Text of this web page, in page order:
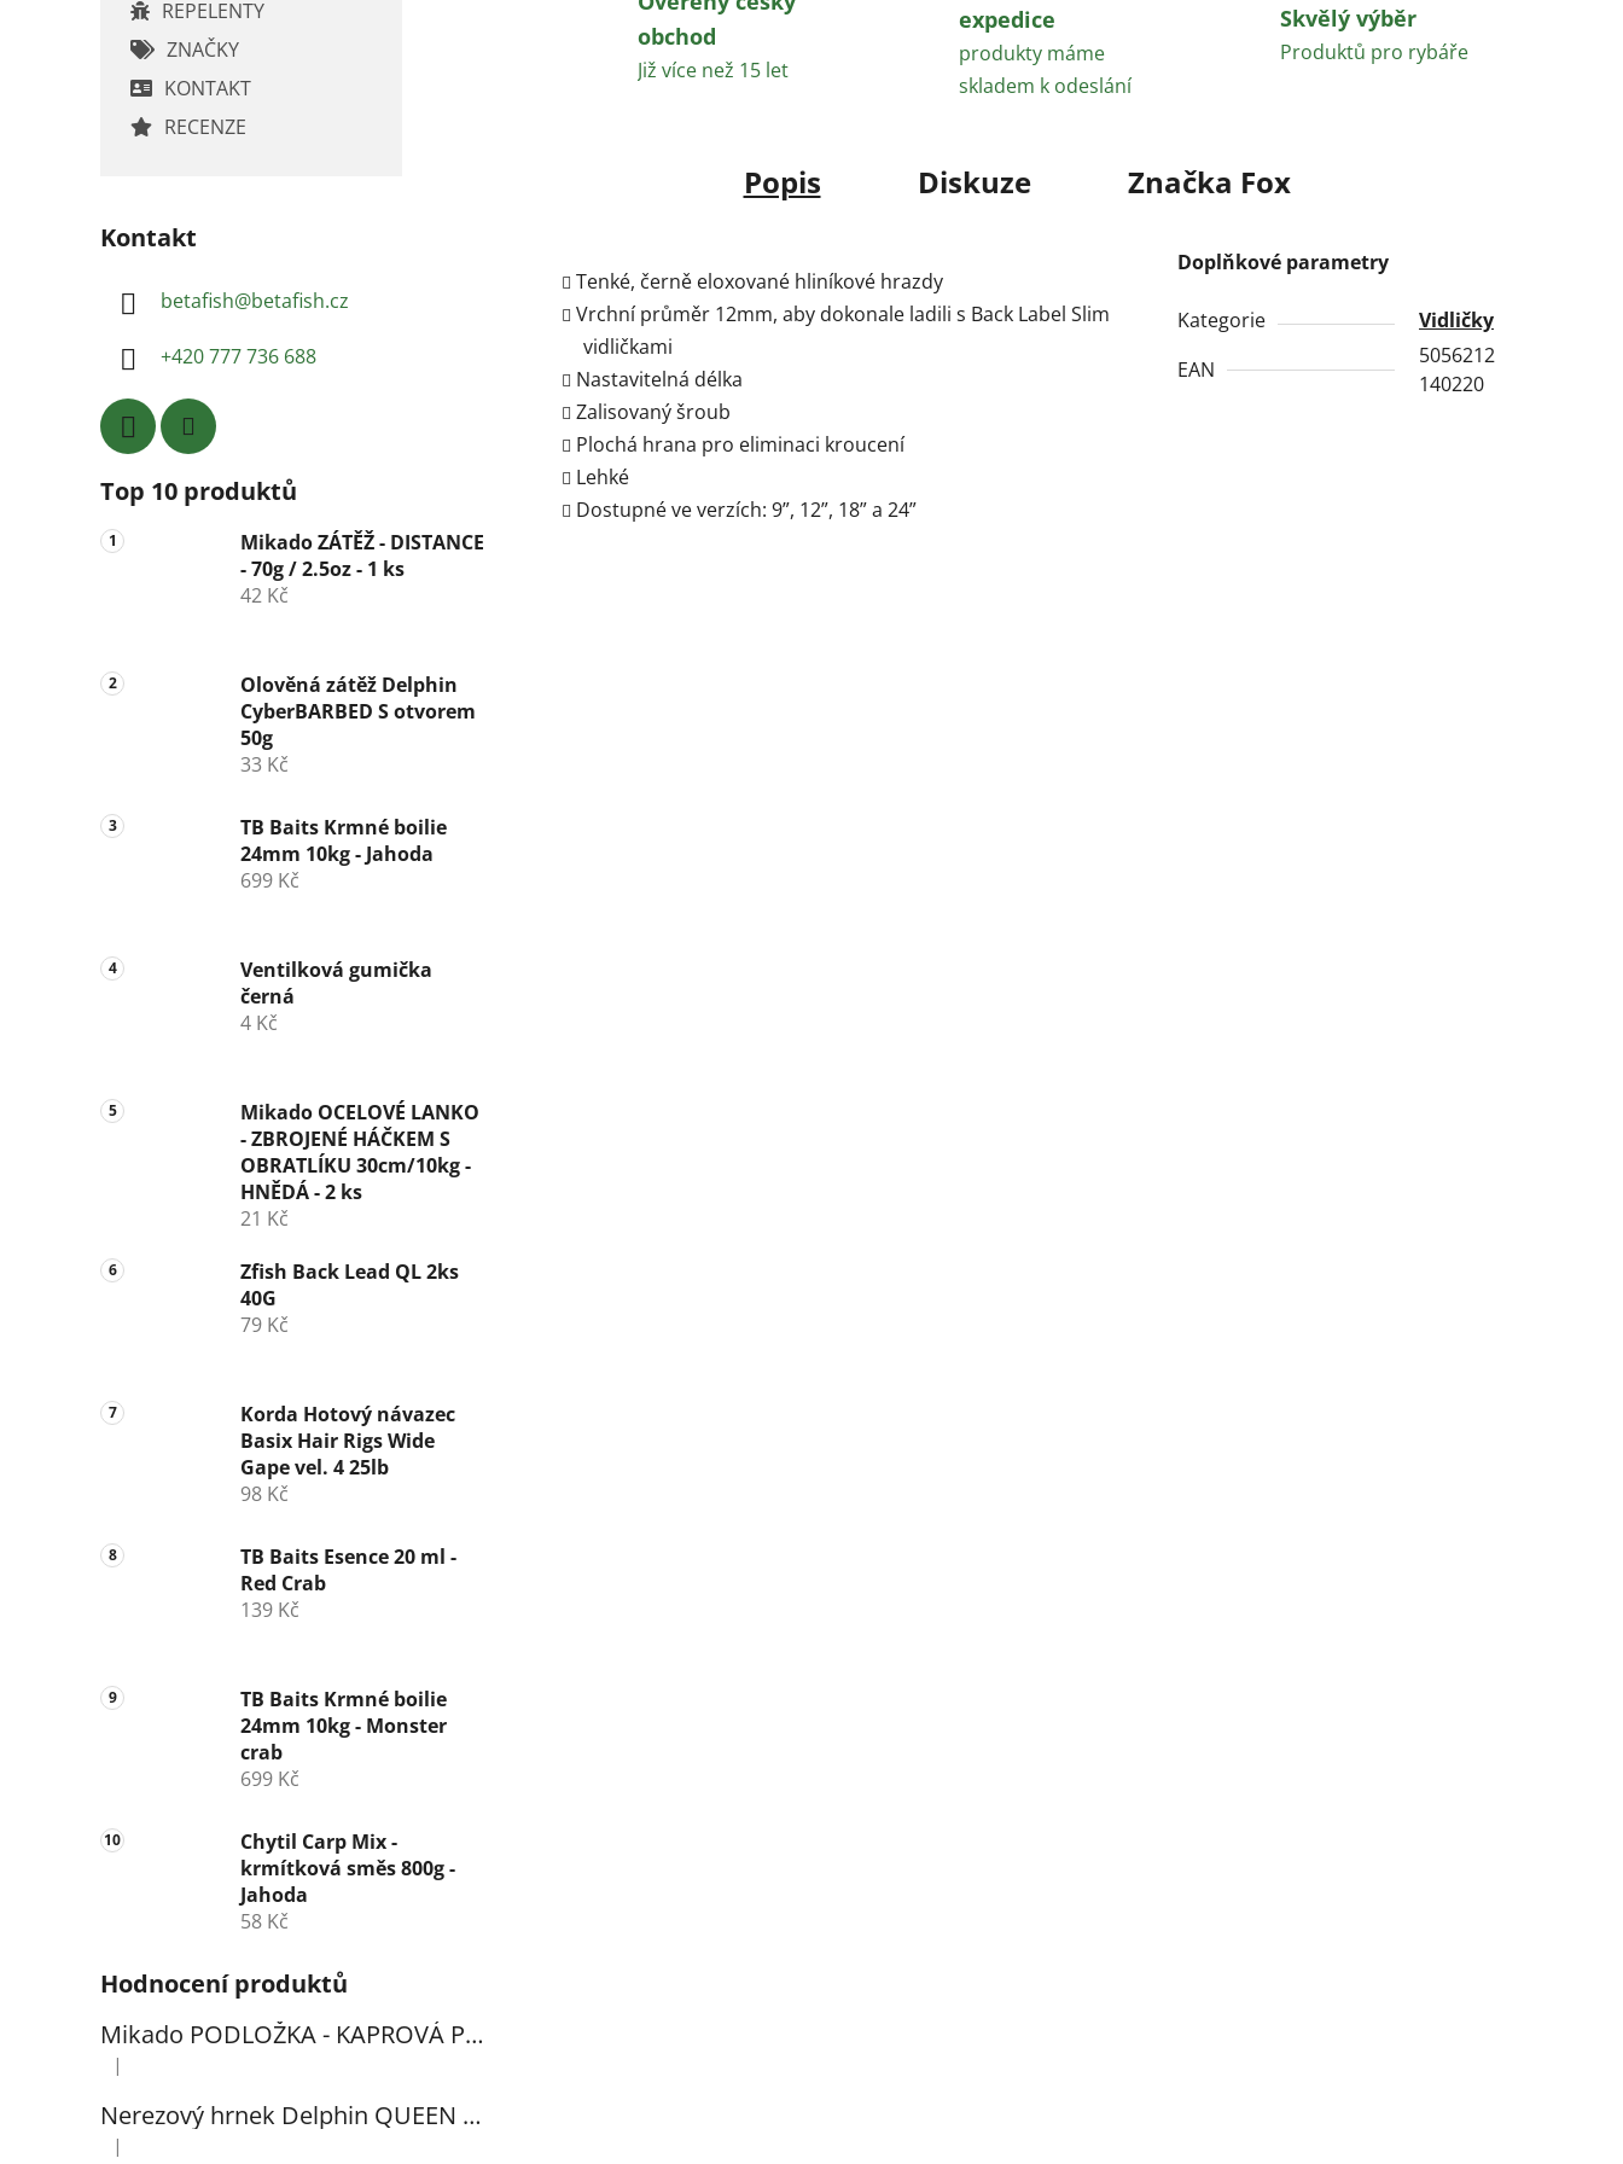
REPELENTY
ZNAČKY
KONTAKT
RECENZE
Kontakt
betafish@betafish.cz
+420 777 736 688
Top 10 produktů
Mikado ZÁTĚŽ - DISTANCE
- 70g / 2.5oz - 1 ks
42 Kč
Olověná zátěž Delphin
CyberBARBED S otvorem
50g
33 Kč
TB Baits Krmné boilie
24mm 10kg - Jahoda
699 Kč
Ventilková gumička
černá
4 Kč
Mikado OCELOVÉ LANKO
- ZBROJENÉ HÁČKEM S
OBRATLÍKU 30cm/10kg -
HNĚDÁ - 2 ks
21 Kč
Zfish Back Lead QL 2ks
40G
79 Kč
Korda Hotový návazec
Basix Hair Rigs Wide
Gape vel. 4 25lb
98 Kč
TB Baits Esence 20 ml -
Red Crab
139 Kč
TB Baits Krmné boilie
24mm 10kg - Monster
crab
699 Kč
Chytil Carp Mix -
krmítková směs 800g -
Jahoda
58 Kč
Hodnocení produktů
Mikado PODLOŽKA - KAPROVÁ PRO VYHÁČKOVÁNÍ S METREM - (102x60cm) - 1ks
Hodnocení produktu je 5 z 5 hvězdiček.
|
Nerezový hrnek Delphin QUEEN 300ml
Hodnocení produktu je 5 z 5 hvězdiček.
|
obchod
Již více než 15 let
expedice
produkty máme
skladem k odeslání
Skvělý výběr
Produktů pro rybáře
Popis Diskuze Značka Fox
Tenké, černě eloxované hliníkové hrazdy
Vrchní průměr 12mm, aby dokonale ladili s Back Label Slim
vidličkami
Nastavitelná délka
Zalisovaný šroub
Plochá hrana pro eliminaci kroucení
Lehké
Dostupné ve verzích: 9”, 12”, 18” a 24”
Doplňkové parametry
Kategorie
Vidličky
EAN
5056212
140220